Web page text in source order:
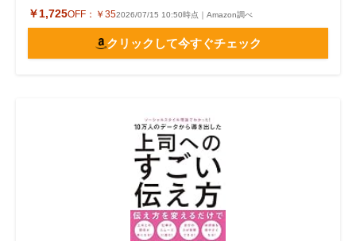
￥1,725OFF： ￥352026/07/15 10:50時点｜Amazon調べ
クリックして今すぐチェック